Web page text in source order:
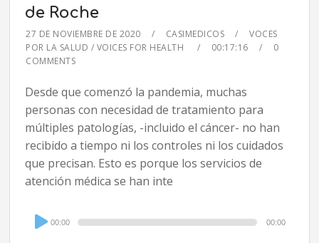
de Roche
27 DE NOVIEMBRE DE 2020 CASIMEDICOS
VOCES
POR LA SALUD / VOICES FOR HEALTH
00:17:16
0
COMMENTS
Desde que comenzó la pandemia, muchas
personas con necesidad de tratamiento para
múltiples patologías, -incluido el cáncer- no han
recibido a tiempo ni los controles ni los cuidados
que precisan. Esto es porque los servicios de
atención médica se han inte
Audio
Player
00:00 00:00